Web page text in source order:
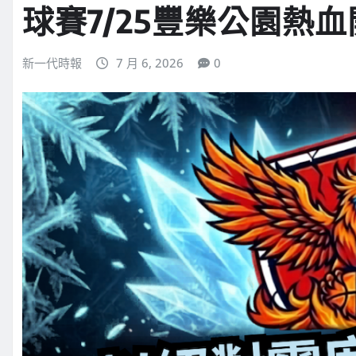
球賽7/25豐樂公園熱
新一代時報 7 月 6, 2026 0